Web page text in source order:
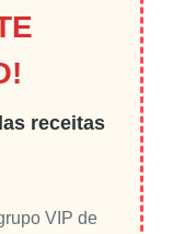
receitas
VIP de